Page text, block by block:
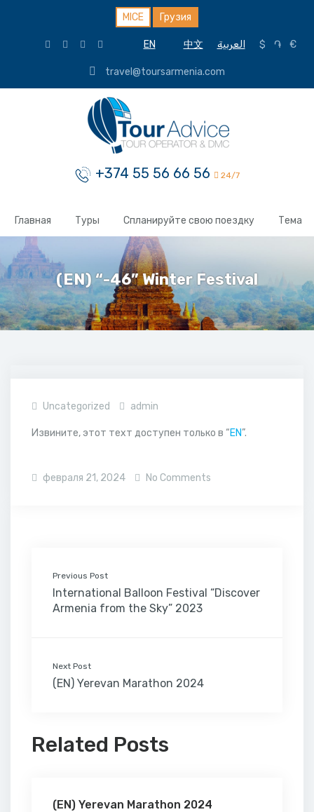
MICE Грузия
EN 中文 العربية $ ֏ €
travel@toursarmenia.com
+374 55 56 66 56 24/7
Главная Туры Спланируйте свою поездку Тема
(EN) “-46” Winter Festival
Uncategorized admin
Извините, этот техт доступен только в “EN”.
февраля 21, 2024 No Comments
Previous Post
International Balloon Festival “Discover
Armenia from the Sky” 2023
Next Post
(EN) Yerevan Marathon 2024
Related Posts
(EN) Yerevan Marathon 2024